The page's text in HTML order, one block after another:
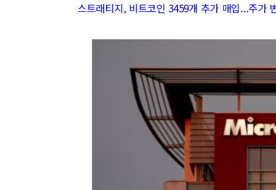
스트래티지, 비트코인 3459개 추가 매입...주가